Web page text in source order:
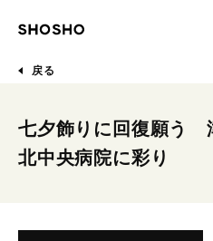
戻る
七夕飾りに回復願う
北中央病院に彩り